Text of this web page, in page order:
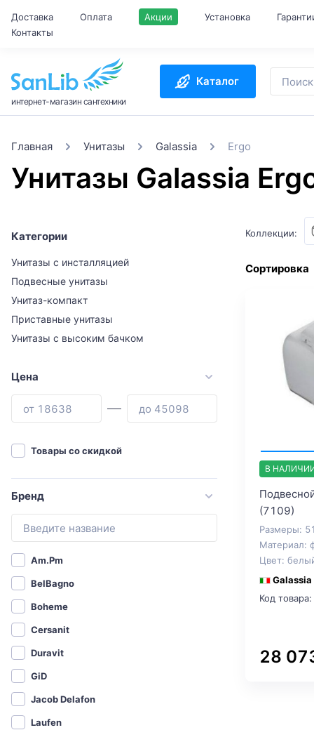
Доставка Оплата Акции Установка
Контакты
интернет-магазин сантехники
Каталог
Главная Унитазы Galassia Ergo
Унитазы Galassia
Категории
Унитазы с инсталляцией
Подвесные унитазы
Унитаз-компакт
Приставные унитазы
Унитазы с высоким бачком
Цена
Товары со скидкой
Бренд
Am.Pm
BelBagno
Boheme
Cersanit
Duravit
GiD
Jacob Delafon
Laufen
Коллекции:
Сортировка
В
(7109)
Размеры:
Материал:
Цвет:
Galassia
Код
28